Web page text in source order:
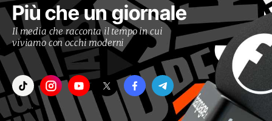
Più che un giornale
Il media che racconta il tempo in cui
viviamo con occhi moderni